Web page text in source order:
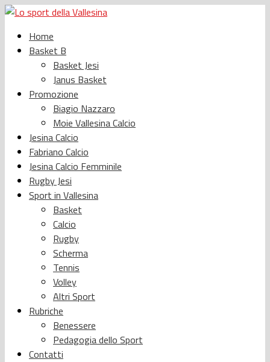
Home
Basket B
Basket Jesi
Janus Basket
Promozione
Biagio Nazzaro
Moie Vallesina Calcio
Jesina Calcio
Fabriano Calcio
Jesina Calcio Femminile
Rugby Jesi
Sport in Vallesina
Basket
Calcio
Rugby
Scherma
Tennis
Volley
Altri Sport
Rubriche
Benessere
Pedagogia dello Sport
Contatti